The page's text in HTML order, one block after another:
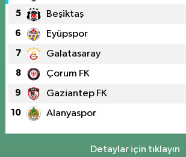
5 Beşiktaş
6 Eyüpspor
7 Galatasaray
8 Çorum FK
9 Gaziantep FK
10 Alanyaspor
Detaylar için tıklayın